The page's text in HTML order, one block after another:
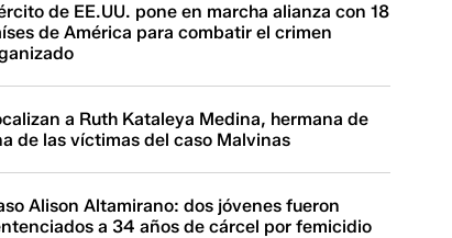
de EE.UU. pone en marcha alianza con 18
de América para combatir el crimen
a Ruth Kataleya Medina, hermana de
de las víctimas del caso Malvinas
Alison Altamirano: dos jóvenes fueron
a 34 años de cárcel por femicidio